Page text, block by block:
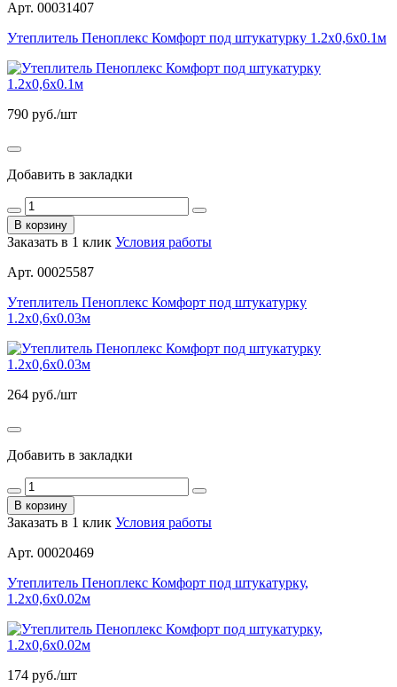
Арт. 00031407
Утеплитель Пеноплекс Комфорт под штукатурку 1.2х0,6х0.1м
790 руб./шт
Добавить в закладки
В корзину
Заказать в 1 клик Условия работы
Арт. 00025587
Утеплитель Пеноплекс Комфорт под штукатурку
1.2х0,6х0.03м
264 руб./шт
Добавить в закладки
В корзину
Заказать в 1 клик Условия работы
Арт. 00020469
Утеплитель Пеноплекс Комфорт под штукатурку,
1.2х0,6х0.02м
174 руб./шт